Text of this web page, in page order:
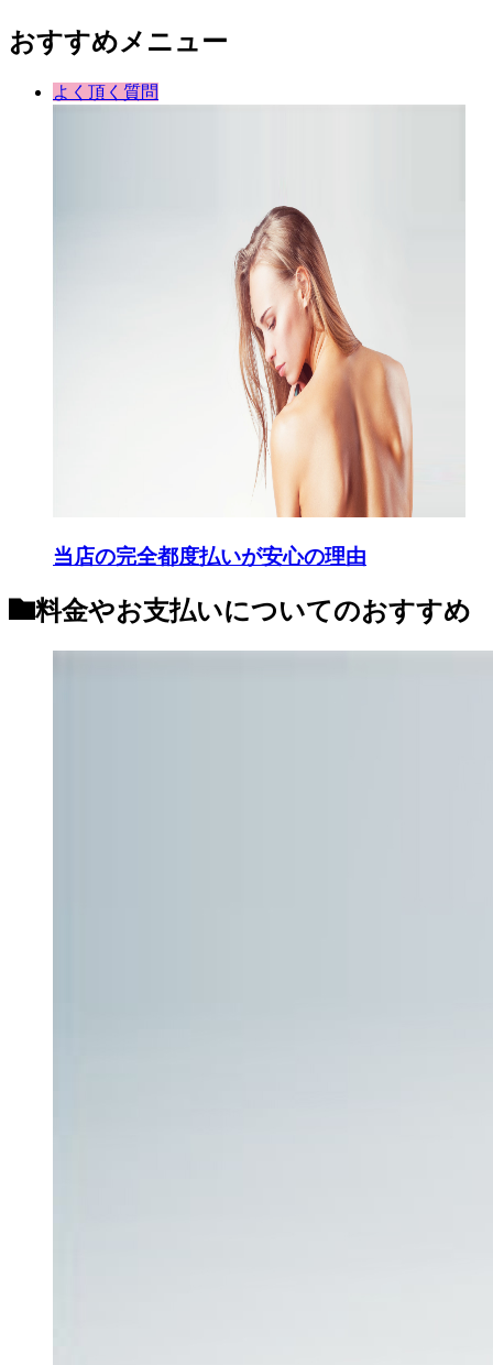
おすすめメニュー
よく頂く質問
当店の完全都度払いが安心の理由
料金やお支払いについてのおすすめ